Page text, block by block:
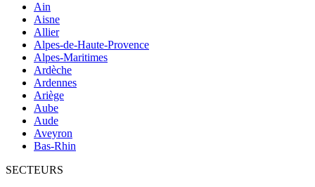
Ain
Aisne
Allier
Alpes-de-Haute-Provence
Alpes-Maritimes
Ardèche
Ardennes
Ariège
Aube
Aude
Aveyron
Bas-Rhin
SECTEURS